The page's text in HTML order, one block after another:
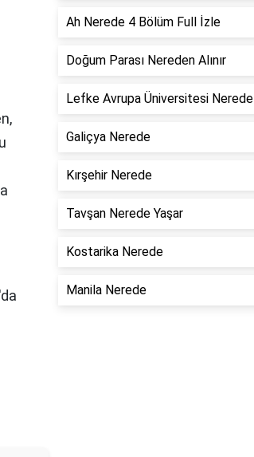
Ah Nerede 4 Bölüm Full İzle
Doğum Parası Nereden Alınır
Lefke Avrupa Üniversitesi Nerede
Galiçya Nerede
Kırşehir Nerede
Tavşan Nerede Yaşar
Kostarika Nerede
Manila Nerede